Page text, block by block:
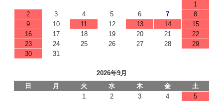
1
2
3 4 5 6 7
8
9
10 11 12 13 14
15
16
17 18 19 20 21
22
23
24 25 26 27 28
29
30
31
2026年9月
日
月 火 水 木 金
土
1
2 3 4
5